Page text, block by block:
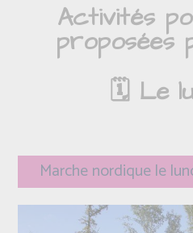
Activités
proposées
🗓️ Le
Marche nordique le